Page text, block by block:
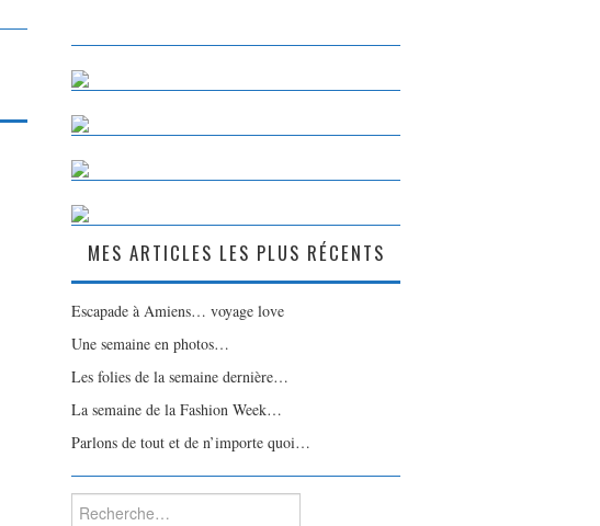
MES ARTICLES LES PLUS RÉCENTS
Escapade à Amiens… voyage love
Une semaine en photos…
Les folies de la semaine dernière…
La semaine de la Fashion Week…
Parlons de tout et de n’importe quoi…
Rechercher :